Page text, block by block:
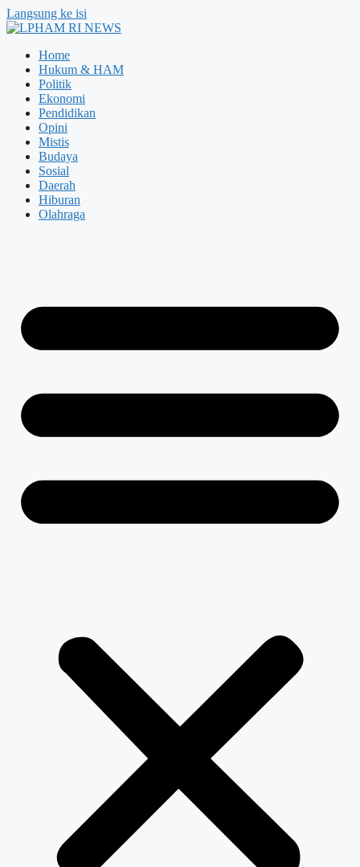
Langsung ke isi
Home
Hukum & HAM
Politik
Ekonomi
Pendidikan
Opini
Mistis
Budaya
Sosial
Daerah
Hiburan
Olahraga